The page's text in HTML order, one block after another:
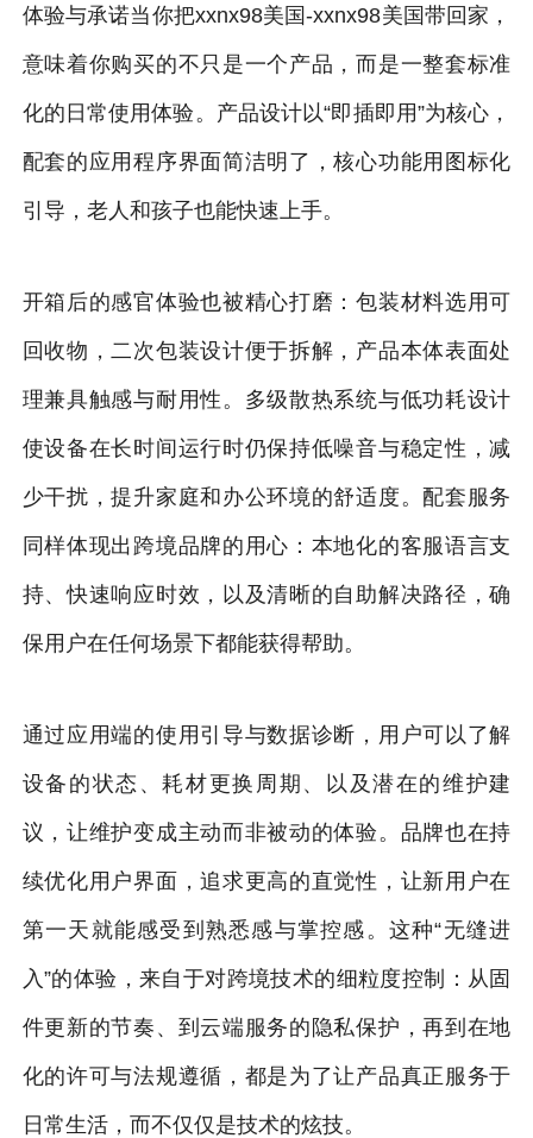
体验与承诺当你把xxnx98美国-xxnx98美国带回家，
意味着你购买的不只是一个产品，而是一整套标准
化的日常使用体验。产品设计以“即插即用”为核心，
配套的应用程序界面简洁明了，核心功能用图标化
引导，老人和孩子也能快速上手。
开箱后的感官体验也被精心打磨：包装材料选用可
回收物，二次包装设计便于拆解，产品本体表面处
理兼具触感与耐用性。多级散热系统与低功耗设计
使设备在长时间运行时仍保持低噪音与稳定性，减
少干扰，提升家庭和办公环境的舒适度。配套服务
同样体现出跨境品牌的用心：本地化的客服语言支
持、快速响应时效，以及清晰的自助解决路径，确
保用户在任何场景下都能获得帮助。
通过应用端的使用引导与数据诊断，用户可以了解
设备的状态、耗材更换周期、以及潜在的维护建
议，让维护变成主动而非被动的体验。品牌也在持
续优化用户界面，追求更高的直觉性，让新用户在
第一天就能感受到熟悉感与掌控感。这种“无缝进
入”的体验，来自于对跨境技术的细粒度控制：从固
件更新的节奏、到云端服务的隐私保护，再到在地
化的许可与法规遵循，都是为了让产品真正服务于
日常生活，而不仅仅是技术的炫技。